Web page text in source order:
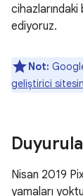
ediyoruz.
Not:
geliştirici
Nisan 2019
yamaları